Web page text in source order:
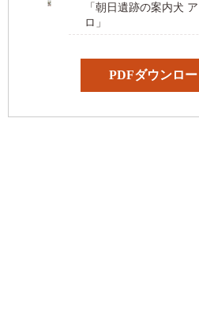
「朝日遺跡の案内犬
ロ」
PDFダウンロ